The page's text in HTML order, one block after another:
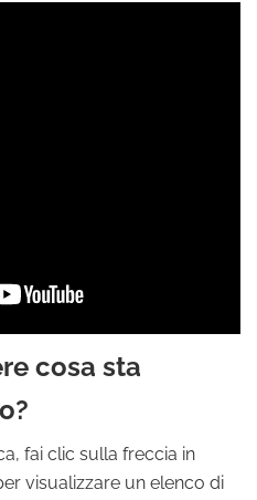
cosa sta
fai clic sulla freccia in
visualizzare un elenco di